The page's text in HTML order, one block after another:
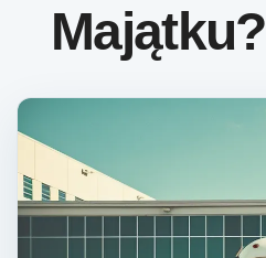
Majątku?